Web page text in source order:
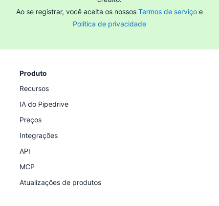
Ao se registrar, você aceita os nossos Termos de serviço e
Política de privacidade
Produto
Recursos
IA do Pipedrive
Preços
Integrações
API
MCP
Atualizações de produtos